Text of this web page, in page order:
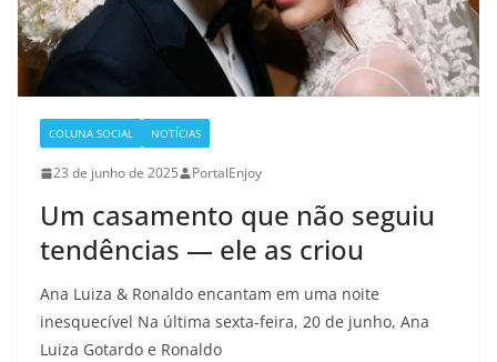
COLUNA SOCIAL NOTÍCIAS
23 de junho de 2025 PortalEnjoy
Um casamento que não seguiu
tendências — ele as criou
Ana Luiza & Ronaldo encantam em uma noite
inesquecível Na última sexta-feira, 20 de junho, Ana
Luiza Gotardo e Ronaldo